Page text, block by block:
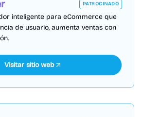
PATROCINADO
inteligente para eCommerce que
de usuario, aumenta ventas con
Visitar sitio web